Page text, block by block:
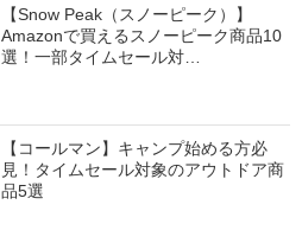
【Snow Peak（スノーピーク）】
Amazonで買えるスノーピーク商品10
選！一部タイムセール対…
【コールマン】キャンプ始める方必
見！タイムセール対象のアウトドア商
品5選